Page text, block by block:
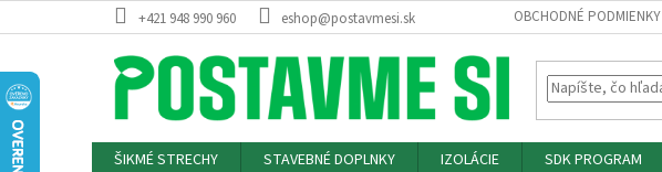
na
+421 948 990 960 eshop@postavmesi.sk OBCHODNÉ PODMIENKY
ŠIKMÉ STRECHY STAVEBNÉ DOPLNKY IZOLÁCIE SDK PROGRAM